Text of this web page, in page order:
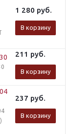
1 280 руб.
В корзину
211 руб.
В корзину
237 руб.
В корзину